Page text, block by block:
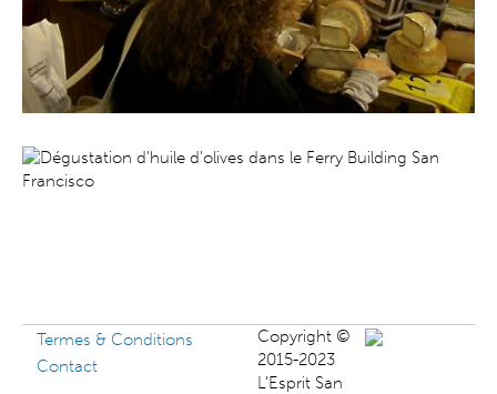
Termes & Conditions
Contact
Copyright ©
2015-2023
L'Esprit San